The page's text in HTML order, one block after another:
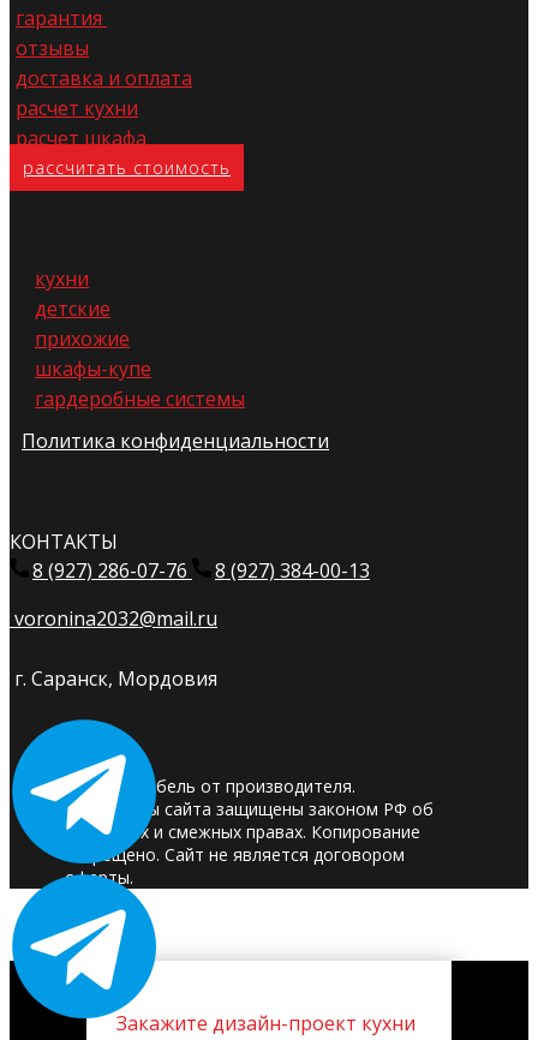
гарантия
отзывы
доставка и оплата
расчет кухни
расчет шкафа
расс​читать стоимость
кухни
детские
прихожие
шкафы-купе
гардеробные системы
Политика конфиденциальности
КОНТАКТЫ
8 (927) 286-07-76
8 (927) 384-00-13
voronina2032@mail.ru
г. Саранск, Мордовия
© 2025. Мебель от производителя.
Материалы сайта защищены законом РФ об
авторских и смежных правах. Копирование
запрещено. Сайт не является договором
оферты.
Закажите дизайн-проект кухни